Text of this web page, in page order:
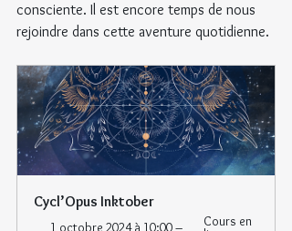
consciente. Il est encore temps de nous
rejoindre dans cette aventure quotidienne.
Cycl’Opus Inktober
Cours en